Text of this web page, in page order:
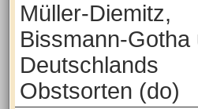
Müller-Diemitz,
Bissmann-Gotha
Deutschlands
Obstsorten (do)